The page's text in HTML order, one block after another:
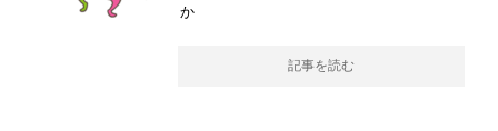
か
記事を読む